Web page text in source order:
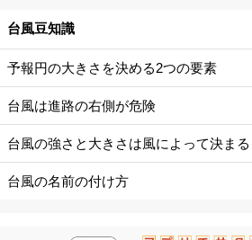
台風豆知識
予報円の大きさを決める2つの要素
台風は進路の右側が危険
台風の強さと大きさは風によって決まる
台風の名前の付け方